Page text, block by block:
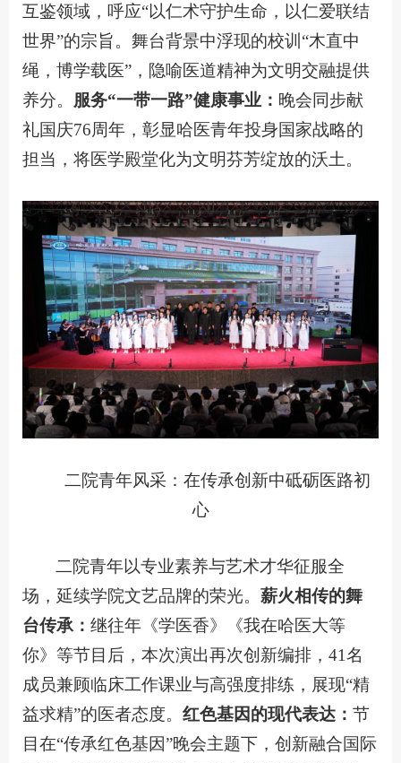
互鉴领域，呼应“以仁术守护生命，以仁爱联结
世界”的宗旨。舞台背景中浮现的校训“木直中
绳，博学载医”，隐喻医道精神为文明交融提供
养分。 服务“一带一路”健康事业： 晚会同步献
礼国庆76周年，彰显哈医青年投身国家战略的
担当，将医学殿堂化为文明芬芳绽放的沃土。
二院青年风采：在传承创新中砥砺医路初
心
二院青年以专业素养与艺术才华征服全
场，延续学院文艺品牌的荣光。 薪火相传的舞
台传承： 继往年《学医香》《我在哈医大等
你》等节目后，本次演出再次创新编排，41名
成员兼顾临床工作课业与高强度排练，展现“精
益求精”的医者态度。 红色基因的现代表达： 节
目在“传承红色基因”晚会主题下，创新融合国际